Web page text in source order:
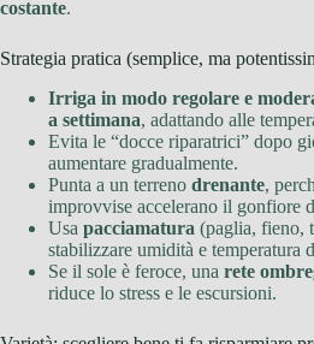
costante.
Strategia pratica (semplice, ma
Irriga in modo regolare e
a settimana, adattando alle
Evita le “docce riparatrici” dopo
aumentare gradualmente.
Punta a un terreno drenante,
improvvise accelerano il gonfiore
Usa pacciamatura (paglia, fieno,
stabilizzare umidità e temperatura
Se il sole è feroce, una rete
riduce lo stress e le escursioni.